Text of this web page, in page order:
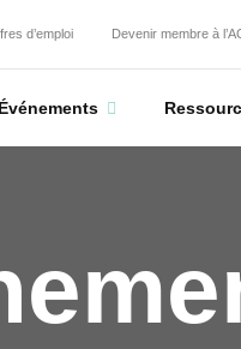
d’emploi Devenir membre à
Événements